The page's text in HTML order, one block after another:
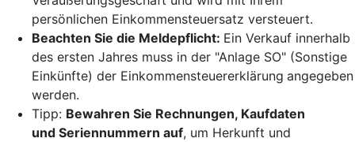
persönlichen Einkommensteuersatz versteuert.
Beachten Sie die Meldepflicht: Ein Verkauf innerhalb
des ersten Jahres muss in der "Anlage SO" (Sonstige
Einkünfte) der Einkommensteuererklärung angegeben
werden.
Tipp: Bewahren Sie Rechnungen, Kaufdaten
und Seriennummern auf, um Herkunft und